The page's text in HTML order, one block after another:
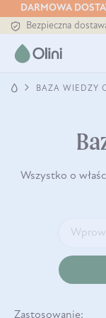
DARMOWA
Bezpieczna
Darmowa dostawa
Tłoczony zawsze
BAZA WIEDZY
Wszystko o
Zastosowanie: